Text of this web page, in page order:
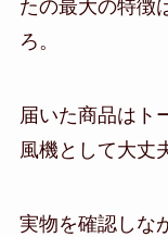
たの最大の特徴
ろ。
届いた商品はト
風機として大丈
実物を確認しな